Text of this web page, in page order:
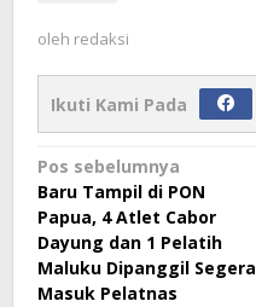
oleh redaksi
Ikuti Kami Pada
Navigasi
pos
Pos sebelumnya
Baru Tampil di PON
Papua, 4 Atlet Cabor
Dayung dan 1 Pelatih
Maluku Dipanggil Segera
Masuk Pelatnas